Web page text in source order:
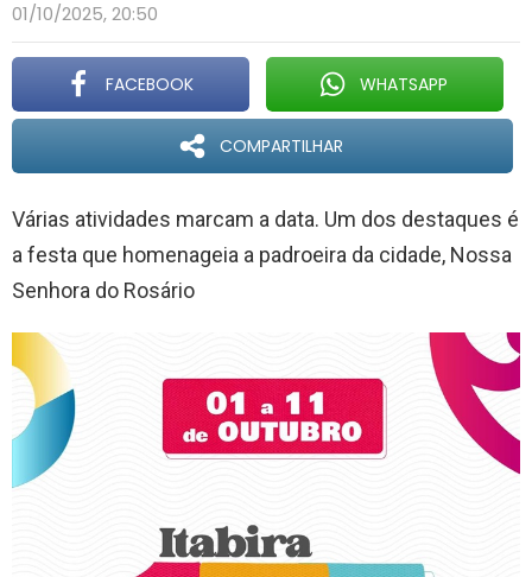
01/10/2025, 20:50
FACEBOOK WHATSAPP
COMPARTILHAR
Várias atividades marcam a data. Um dos destaques é
a festa que homenageia a padroeira da cidade, Nossa
Senhora do Rosário